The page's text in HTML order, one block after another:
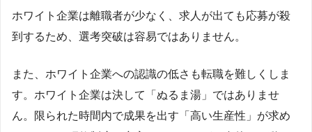
ホワイト企業は離職者が少なく、求人が出ても応募が殺
到するため、選考突破は容易ではありません。
また、ホワイト企業への認識の低さも転職を難しくしま
す。ホワイト企業は決して「ぬるま湯」ではありませ
ん。限られた時間内で成果を出す「高い生産性」が求め